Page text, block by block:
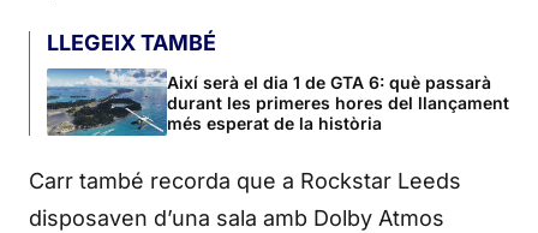
LLEGEIX TAMBÉ
Així serà el dia 1 de GTA 6: què passarà
durant les primeres hores del llançament
més esperat de la història
Carr també recorda que a Rockstar Leeds
disposaven d’una sala amb Dolby Atmos